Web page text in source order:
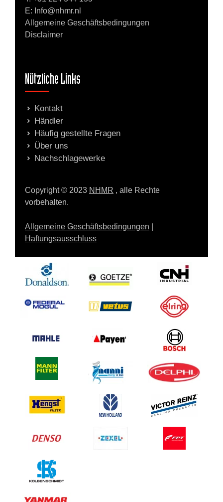
E: Info@nhmr.nl
Allgemeine Geschäftsbedingungen
Disclaimer
Nützliche Links
Kontakt
Händler
Häufig gestellte Fragen
Über uns
Nachschlagewerke
Copyright © 2023 NHMR , alle Rechte
vorbehalten.
Allgemeine Geschäftsbedingungen
Haftungsausschluss